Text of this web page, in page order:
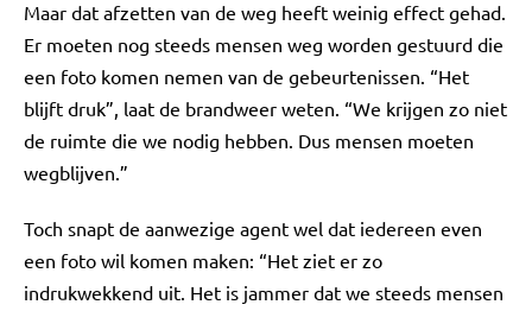
Maar dat afzetten van de weg heeft weinig effect gehad.
Er moeten nog steeds mensen weg worden gestuurd die
een foto komen nemen van de gebeurtenissen. “Het
blijft druk”, laat de brandweer weten. “We krijgen zo niet
de ruimte die we nodig hebben. Dus mensen moeten
wegblijven.”
Toch snapt de aanwezige agent wel dat iedereen even
een foto wil komen maken: “Het ziet er zo
indrukwekkend uit. Het is jammer dat we steeds mensen